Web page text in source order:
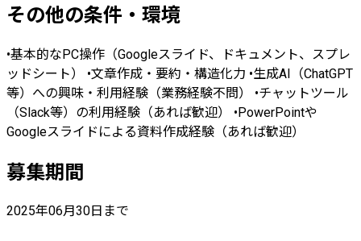
その他の条件・環境
•基本的なPC操作（Googleスライド、ドキュメント、スプレ
ッドシート） •文章作成・要約・構造化力 •生成AI（ChatGPT
等）への興味・利用経験（業務経験不問） •チャットツール
（Slack等）の利用経験（あれば歓迎） •PowerPointや
Googleスライドによる資料作成経験（あれば歓迎）
募集期間
2025年06月30日まで